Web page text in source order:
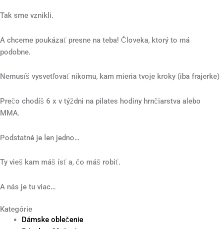
Tak sme vznikli.
A chceme poukázať presne na teba! Človeka, ktorý to má
podobne.
Nemusíš vysvetľovať nikomu, kam mieria tvoje kroky (iba frajerke)
Prečo chodíš 6 x v týždni na pilates hodiny hrnčiarstva alebo
MMA.
Podstatné je len jedno…
Ty vieš kam máš ísť a, čo máš robiť.
A nás je tu viac…
Kategórie
Dámske oblečenie